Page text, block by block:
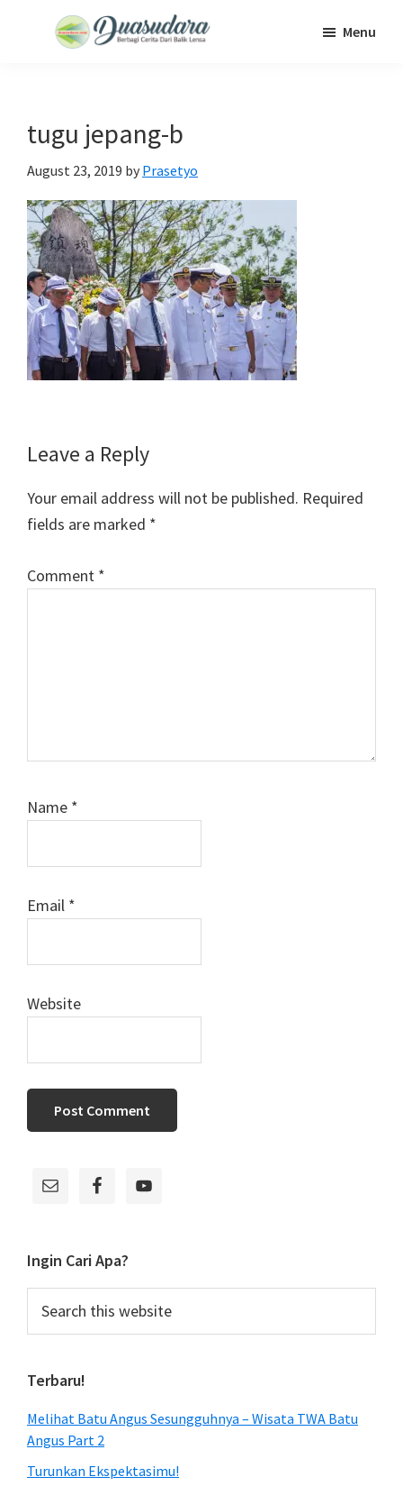
Balik
Lensa
Menu
tugu jepang-b
August 23, 2019 by Prasetyo
Reader
Interactions
Leave a Reply
Your email address will not be published. Required
fields are marked *
Comment *
Name *
Email *
Website
Primary
Ingin Cari Apa?
this
Terbaru!
Melihat Batu Angus Sesungguhnya – Wisata TWA Batu
Angus Part 2
Turunkan Ekspektasimu!